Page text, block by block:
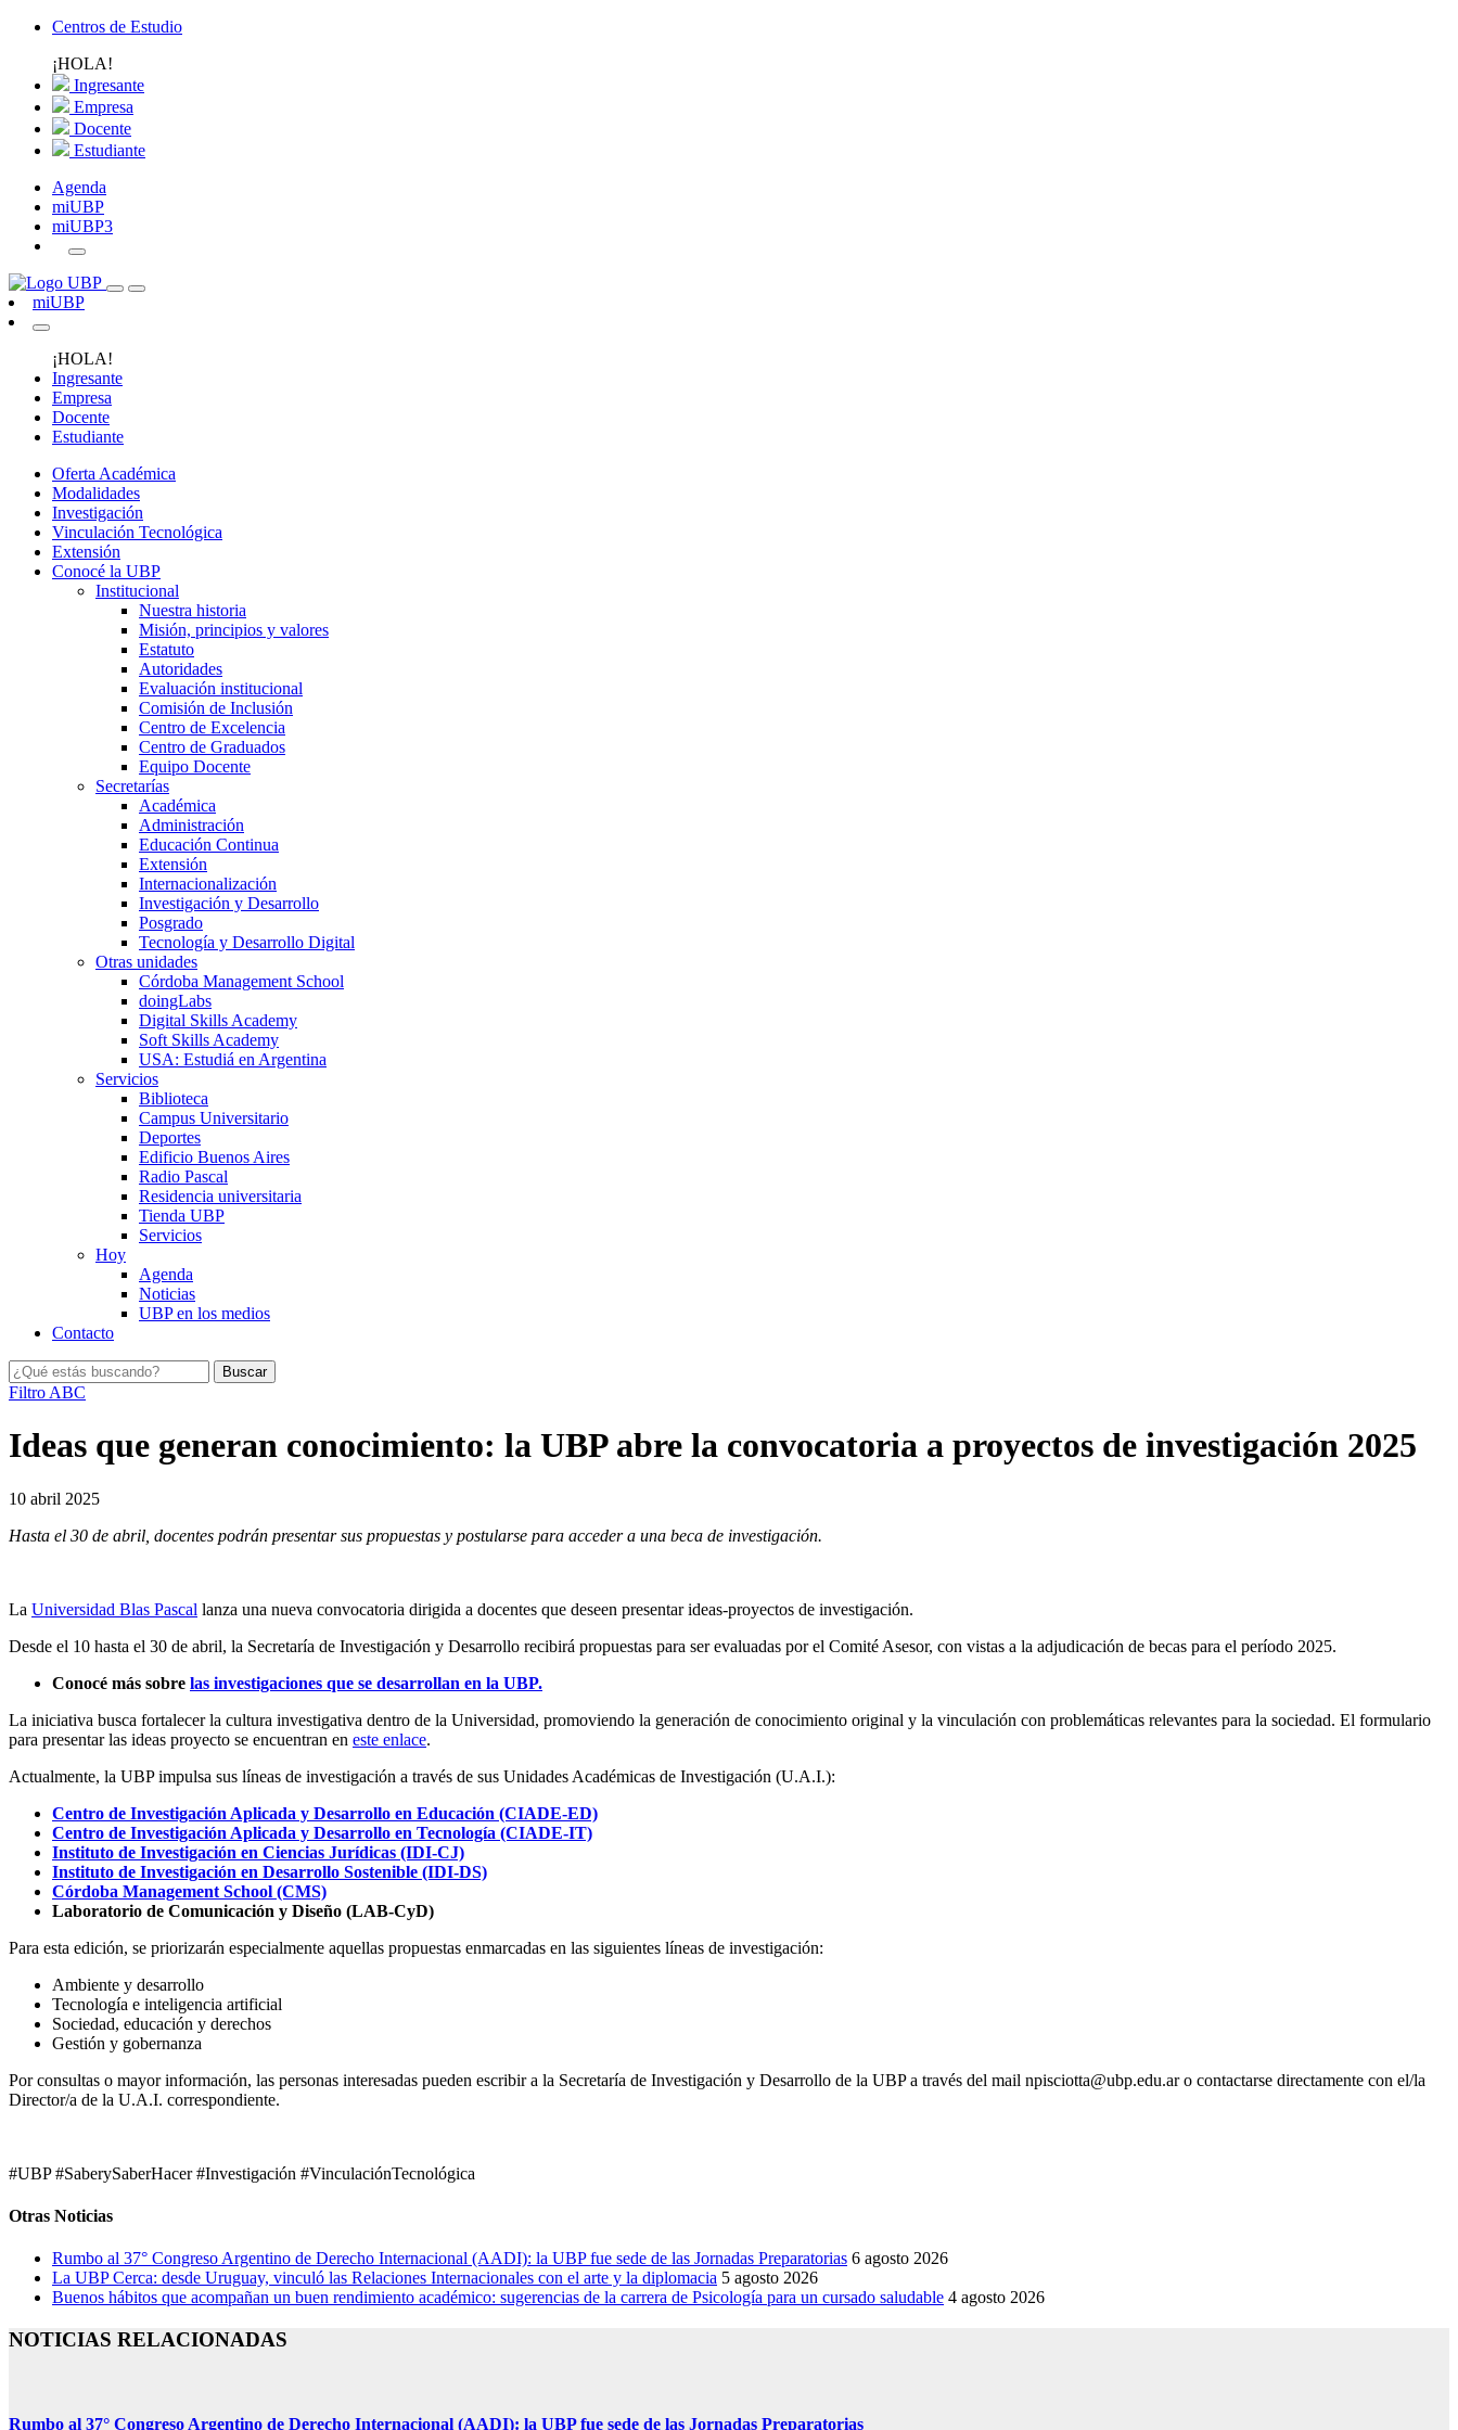
Centros de Estudio
¡HOLA!
Ingresante
Empresa
Docente
Estudiante
Agenda
miUBP
miUBP3
miUBP
¡HOLA!
Ingresante
Empresa
Docente
Estudiante
Oferta Académica
Modalidades
Investigación
Vinculación Tecnológica
Extensión
Conocé la UBP
Institucional
Nuestra historia
Misión, principios y valores
Estatuto
Autoridades
Evaluación institucional
Comisión de Inclusión
Centro de Excelencia
Centro de Graduados
Equipo Docente
Secretarías
Académica
Administración
Educación Continua
Extensión
Internacionalización
Investigación y Desarrollo
Posgrado
Tecnología y Desarrollo Digital
Otras unidades
Córdoba Management School
doingLabs
Digital Skills Academy
Soft Skills Academy
USA: Estudiá en Argentina
Servicios
Biblioteca
Campus Universitario
Deportes
Edificio Buenos Aires
Radio Pascal
Residencia universitaria
Tienda UBP
Servicios
Hoy
Agenda
Noticias
UBP en los medios
Contacto
Filtro ABC
Ideas que generan conocimiento: la UBP abre la convocatoria a proyectos de investigación 2025
10 abril 2025
Hasta el 30 de abril, docentes podrán presentar sus propuestas y postularse para acceder a una beca de investigación.
La Universidad Blas Pascal lanza una nueva convocatoria dirigida a docentes que deseen presentar ideas-proyectos de investigación.
Desde el 10 hasta el 30 de abril, la Secretaría de Investigación y Desarrollo recibirá propuestas para ser evaluadas por el Comité Asesor, con vistas a la adjudicación de becas para el período 2025.
Conocé más sobre las investigaciones que se desarrollan en la UBP.
La iniciativa busca fortalecer la cultura investigativa dentro de la Universidad, promoviendo la generación de conocimiento original y la vinculación con problemáticas relevantes para la sociedad. El formulario
para presentar las ideas proyecto se encuentran en este enlace.
Actualmente, la UBP impulsa sus líneas de investigación a través de sus Unidades Académicas de Investigación (U.A.I.):
Centro de Investigación Aplicada y Desarrollo en Educación (CIADE-ED)
Centro de Investigación Aplicada y Desarrollo en Tecnología (CIADE-IT)
Instituto de Investigación en Ciencias Jurídicas (IDI-CJ)
Instituto de Investigación en Desarrollo Sostenible (IDI-DS)
Córdoba Management School (CMS)
Laboratorio de Comunicación y Diseño (LAB-CyD)
Para esta edición, se priorizarán especialmente aquellas propuestas enmarcadas en las siguientes líneas de investigación:
Ambiente y desarrollo
Tecnología e inteligencia artificial
Sociedad, educación y derechos
Gestión y gobernanza
Por consultas o mayor información, las personas interesadas pueden escribir a la Secretaría de Investigación y Desarrollo de la UBP a través del mail npisciotta@ubp.edu.ar o contactarse directamente con el/la
Director/a de la U.A.I. correspondiente.
#UBP #SaberySaberHacer #Investigación #VinculaciónTecnológica
Otras Noticias
Rumbo al 37° Congreso Argentino de Derecho Internacional (AADI): la UBP fue sede de las Jornadas Preparatorias 6 agosto 2026
La UBP Cerca: desde Uruguay, vinculó las Relaciones Internacionales con el arte y la diplomacia 5 agosto 2026
Buenos hábitos que acompañan un buen rendimiento académico: sugerencias de la carrera de Psicología para un cursado saludable 4 agosto 2026
NOTICIAS RELACIONADAS
Rumbo al 37° Congreso Argentino de Derecho Internacional (AADI): la UBP fue sede de las Jornadas Preparatorias